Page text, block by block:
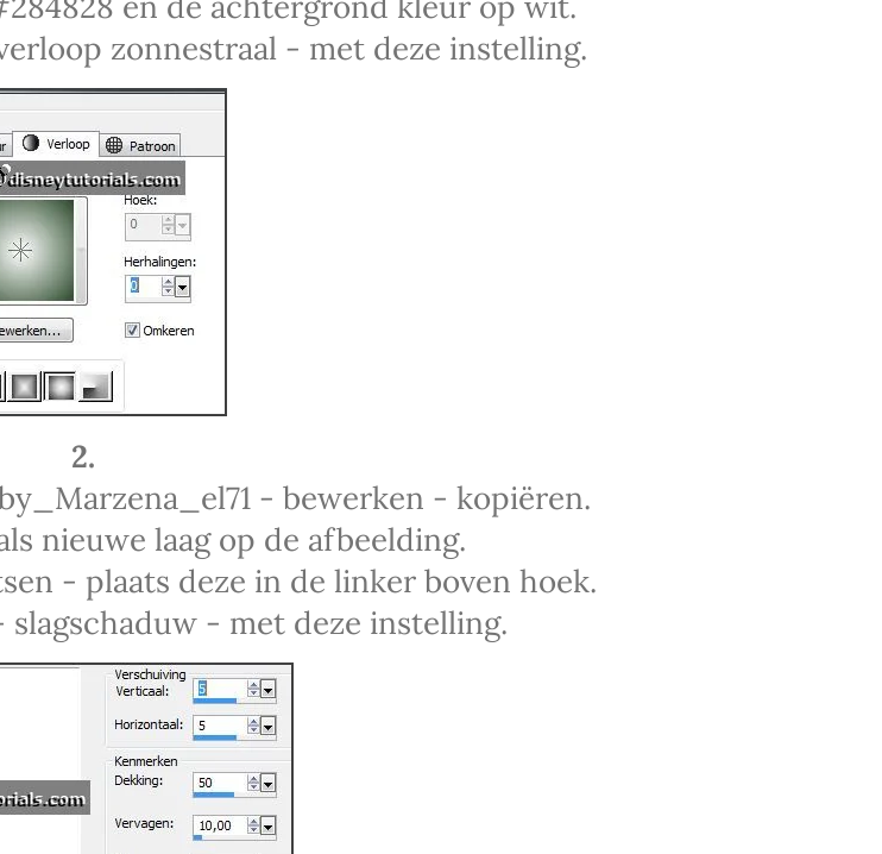
zonnestraal - met deze instelling.
2.
- bewerken - kopiëren.
nieuwe laag op de afbeelding.
- plaats deze in de linker boven hoek.
- met deze instelling.